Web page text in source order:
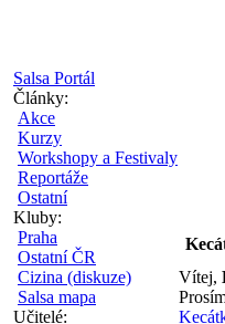
Salsa Portál
Články:
Akce
Kurzy
Workshopy a Festivaly
Reportáže
Ostatní
Kluby:
Praha
Ostatní ČR
Cizina (diskuze)
Salsa mapa
Učitelé:
Vítej,